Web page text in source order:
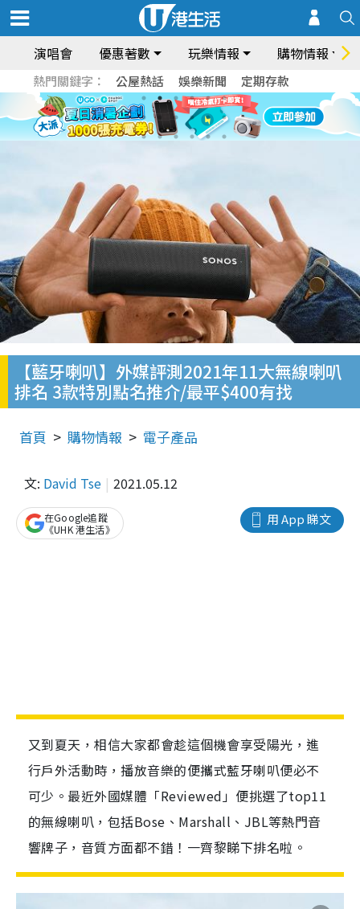
演唱會 優惠著數 玩樂情報 購物情報
熱門關鍵字： 公屋熱話 娛樂新聞 定期存款
【藍牙喇叭】外媒評測2021年11大無線喇叭
排名 3款特別點名推介/最平$400有找
首頁 購物情報 電子產品
文: David Tse 2021.05.12
用 App 睇文
在Google追蹤
《UHK 港生活》
又到夏天，相信大家都會趁這個機會享受陽光，進
行戶外活動時，播放音樂的便攜式藍牙喇叭便必不
可少。最近外國媒體「Reviewed」便挑選了top11
的無線喇叭，包括Bose、Marshall、JBL等熱門音
響牌子，音質方面都不錯！一齊黎睇下排名啦。